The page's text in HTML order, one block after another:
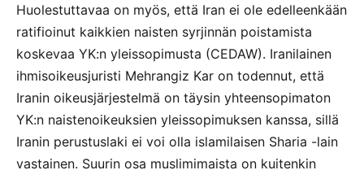
Huolestuttavaa on myös, että Iran ei ole edelleenkään
ratifioinut kaikkien naisten syrjinnän poistamista
koskevaa YK:n yleissopimusta (CEDAW). Iranilainen
ihmisoikeusjuristi Mehrangiz Kar on todennut, että
Iranin oikeusjärjestelmä on täysin yhteensopimaton
YK:n naistenoikeuksien yleissopimuksen kanssa, sillä
Iranin perustuslaki ei voi olla islamilaisen Sharia -lain
vastainen. Suurin osa muslimimaista on kuitenkin